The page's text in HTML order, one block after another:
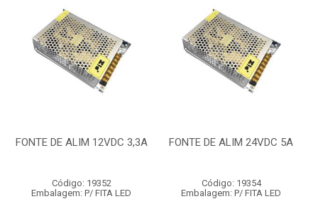
FONTE DE ALIM 12VDC 3,3A
Código: 19352
Embalagem: P/ FITA LED
FONTE DE ALIM 24VDC 5A
Código: 19354
Embalagem: P/ FITA LED